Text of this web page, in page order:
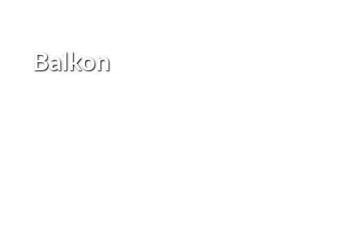
Balkon